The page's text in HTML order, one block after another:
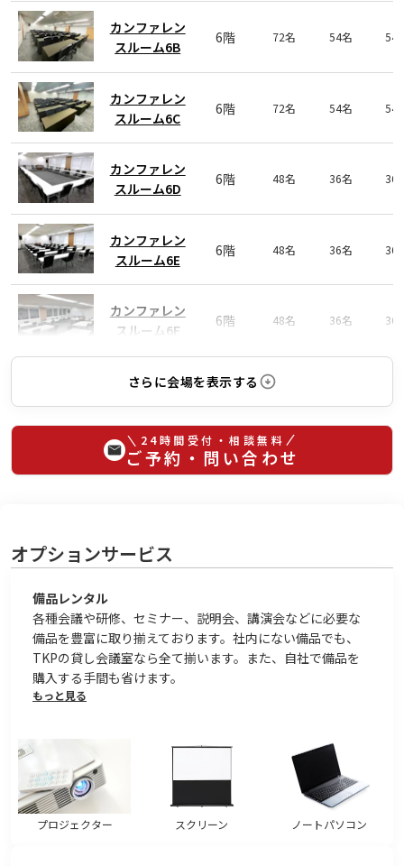
カンファレン
スルーム6B
6階 72名 54名 54
カンファレン
スルーム6C
6階 72名 54名 54
カンファレン
スルーム6D
6階 48名 36名 36
カンファレン
スルーム6E
6階 48名 36名 36
カンファレン
スルーム6F
6階 48名 36名 36
さらに会場を表示する
24時間受付・相談無料
ご予約・問い合わせ
オプションサービス
備品レンタル
各種会議や研修、セミナー、説明会、講演会などに必要な
備品を豊富に取り揃えております。社内にない備品でも、
TKPの貸し会議室なら全て揃います。また、自社で備品を
購入する手間も省けます。
もっと見る
プロジェクター スクリーン ノートパソコン